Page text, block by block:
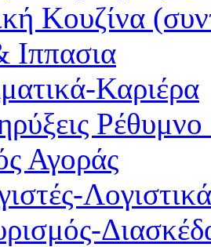
Κουζίνα
Καριέρα
Αγοράς